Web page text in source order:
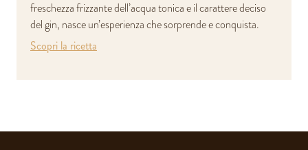
freschezza frizzante dell’acqua tonica e il carattere deciso
del gin, nasce un’esperienza che sorprende e conquista.
Scopri la ricetta